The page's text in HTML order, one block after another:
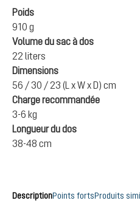
Poids
910 g
Volume du sac à dos
22 liters
Dimensions
56 / 30 / 23 (L x W x D) cm
Charge recommandée
3-6 kg
Longueur du dos
38-48 cm
DescriptionPoints fortsProduits